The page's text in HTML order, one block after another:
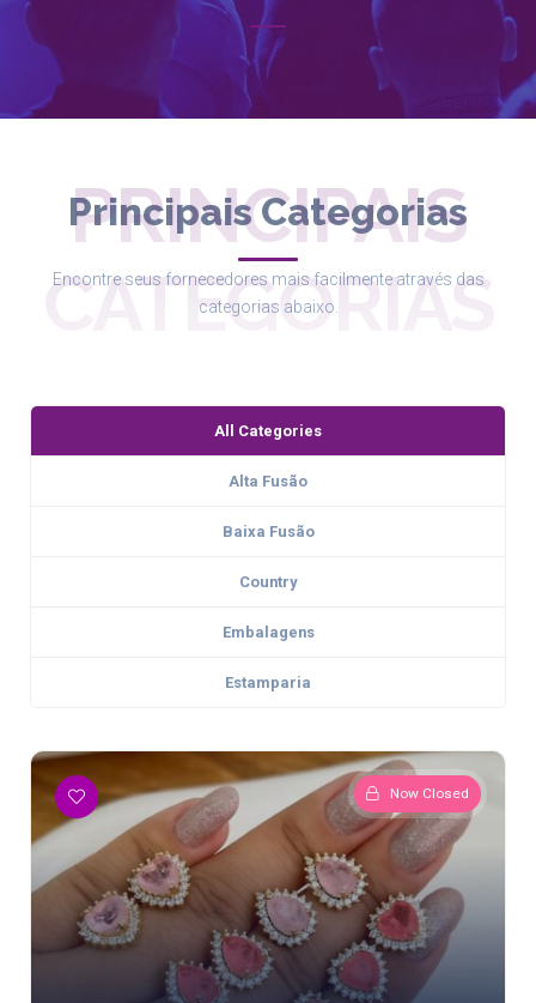
Principais Categorias
PRINCIPAIS
CATEGORIAS
Encontre seus fornecedores mais facilmente através das
categorias abaixo.
All Categories
Alta Fusão
Baixa Fusão
Country
Embalagens
Estamparia
Now Closed